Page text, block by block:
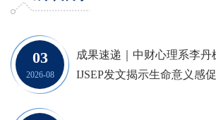
03
2026-08
成果速递｜中财心理系李丹
IJSEP发文揭示生命意义感